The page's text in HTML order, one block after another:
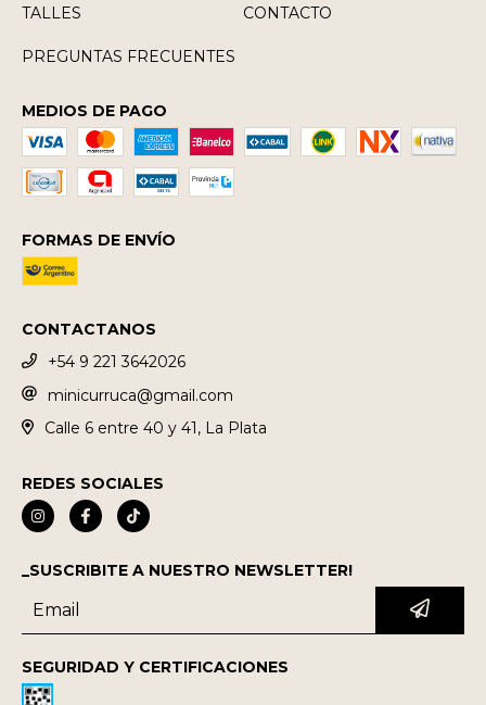
TALLES CONTACTO
PREGUNTAS FRECUENTES
MEDIOS DE PAGO
FORMAS DE ENVÍO
CONTACTANOS
+54 9 221 3642026
minicurruca@gmail.com
Calle 6 entre 40 y 41, La Plata
REDES SOCIALES
_SUSCRIBITE A NUESTRO NEWSLETTER!
SEGURIDAD Y CERTIFICACIONES